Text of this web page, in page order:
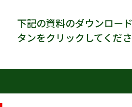
下記の資料のダウンロー
タンをクリックしてくださ